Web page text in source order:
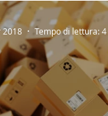
2018 Tempo di lettura: